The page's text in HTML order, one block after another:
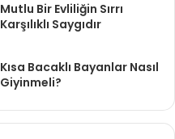
Mutlu Bir Evliliğin Sırrı
Karşılıklı Saygıdır
Kısa Bacaklı Bayanlar Nasıl
Giyinmeli?